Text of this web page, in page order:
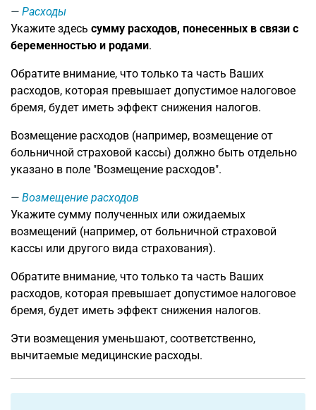
Расходы
Укажите здесь сумму расходов, понесенных в связи с
беременностью и родами.
Обратите внимание, что только та часть Ваших
расходов, которая превышает допустимое налоговое
бремя, будет иметь эффект снижения налогов.
Возмещение расходов (например, возмещение от
больничной страховой кассы) должно быть отдельно
указано в поле "Возмещение расходов".
Возмещение расходов
Укажите сумму полученных или ожидаемых
возмещений (например, от больничной страховой
кассы или другого вида страхования).
Обратите внимание, что только та часть Ваших
расходов, которая превышает допустимое налоговое
бремя, будет иметь эффект снижения налогов.
Эти возмещения уменьшают, соответственно,
вычитаемые медицинские расходы.